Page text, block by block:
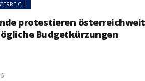
protestieren österreichweit
Budgetkürzungen